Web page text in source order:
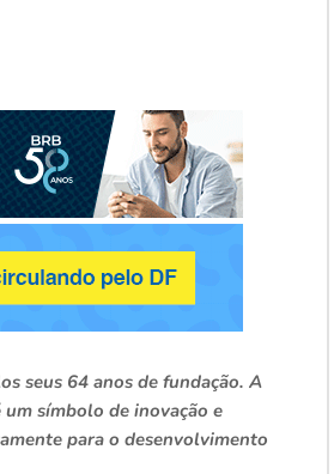
seus 64 anos de fundação. A
símbolo de inovação e
para o desenvolvimento